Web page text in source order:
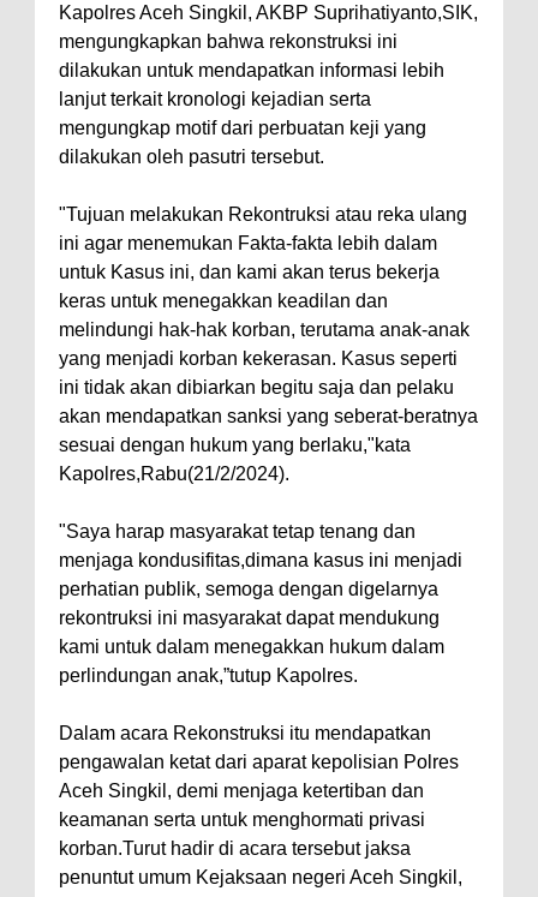
Kapolres Aceh Singkil, AKBP Suprihatiyanto,SIK,
mengungkapkan bahwa rekonstruksi ini
dilakukan untuk mendapatkan informasi lebih
lanjut terkait kronologi kejadian serta
mengungkap motif dari perbuatan keji yang
dilakukan oleh pasutri tersebut.
"Tujuan melakukan Rekontruksi atau reka ulang
ini agar menemukan Fakta-fakta lebih dalam
untuk Kasus ini, dan kami akan terus bekerja
keras untuk menegakkan keadilan dan
melindungi hak-hak korban, terutama anak-anak
yang menjadi korban kekerasan. Kasus seperti
ini tidak akan dibiarkan begitu saja dan pelaku
akan mendapatkan sanksi yang seberat-beratnya
sesuai dengan hukum yang berlaku,"kata
Kapolres,Rabu(21/2/2024).
"Saya harap masyarakat tetap tenang dan
menjaga kondusifitas,dimana kasus ini menjadi
perhatian publik, semoga dengan digelarnya
rekontruksi ini masyarakat dapat mendukung
kami untuk dalam menegakkan hukum dalam
perlindungan anak,”tutup Kapolres.
Dalam acara Rekonstruksi itu mendapatkan
pengawalan ketat dari aparat kepolisian Polres
Aceh Singkil, demi menjaga ketertiban dan
keamanan serta untuk menghormati privasi
korban.Turut hadir di acara tersebut jaksa
penuntut umum Kejaksaan negeri Aceh Singkil,